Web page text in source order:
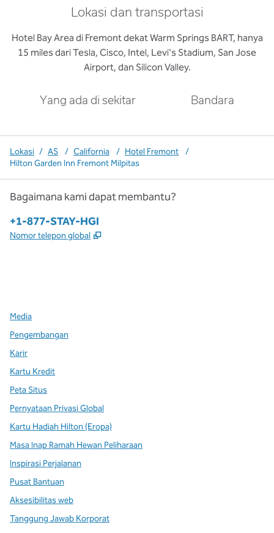
Lokasi dan transportasi
Hotel Bay Area di Fremont dekat Warm Springs BART, hanya
15 miles dari Tesla, Cisco, Intel, Levi's Stadium, San Jose
Airport, dan Silicon Valley.
Yang ada di sekitar Bandara
Lokasi / AS / California / Hotel Fremont
/
Hilton Garden Inn Fremont Milpitas
Bagaimana kami dapat membantu?
Telepon:
+1-877-STAY-HGI
Nomor telepon global ,
Media
Pengembangan
Karir
Kartu Kredit
Peta Situs
Pernyataan Privasi Global
Kartu Hadiah Hilton (Eropa)
Masa Inap Ramah Hewan Peliharaan
Inspirasi Perjalanan
Pusat Bantuan
Aksesibilitas web
Tanggung Jawab Korporat